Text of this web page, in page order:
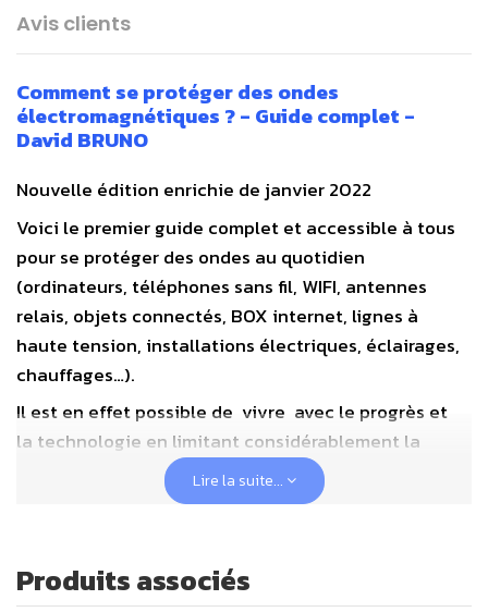
Avis clients
Comment se protéger des ondes
électromagnétiques ? - Guide complet -
David BRUNO
Nouvelle édition enrichie de janvier 2022
Voici le premier guide complet et accessible à tous
pour se protéger des ondes au quotidien
(ordinateurs, téléphones sans fil, WIFI, antennes
relais, objets connectés, BOX internet, lignes à
haute tension, installations électriques, éclairages,
chauffages…).
Il est en effet possible de vivre avec le progrès et
la technologie en limitant considérablement la
pollution électromagnétique.
Ce que vous trouverez dans cet ouvrage,
Lire la suite...
Produits associés